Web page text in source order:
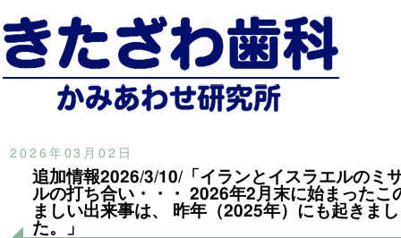
2026年03月02日
追加情報2026/3/10/「イランとイスラエルのミ
ルの打ち合い・・・ 2026年2月末に始まったこ
ましい出来事は、 昨年（2025年）にも起きまし
た。」